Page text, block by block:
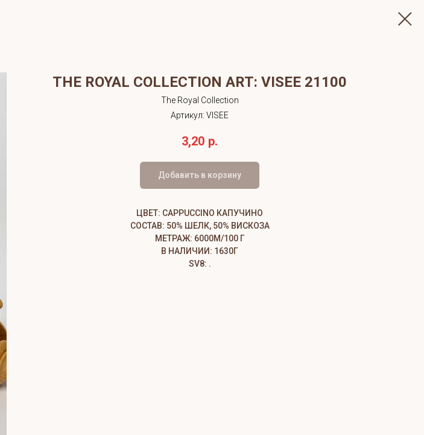
THE ROYAL COLLECTION ART: VISEE 21100
The Royal Collection
Артикул: VISEE
3,20 р.
Добавить в корзину
ЦВЕТ: CAPPUCCINO КАПУЧИНО
СОСТАВ: 50% ШЕЛК, 50% ВИСКОЗА
МЕТРАЖ: 6000М/100 Г
В НАЛИЧИИ: 1630Г
SV8: .